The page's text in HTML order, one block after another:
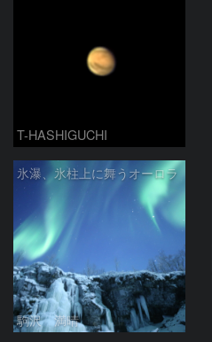
T-HASHIGUCHI
氷瀑、氷柱上に舞うオーロラ
駒沢 満晴